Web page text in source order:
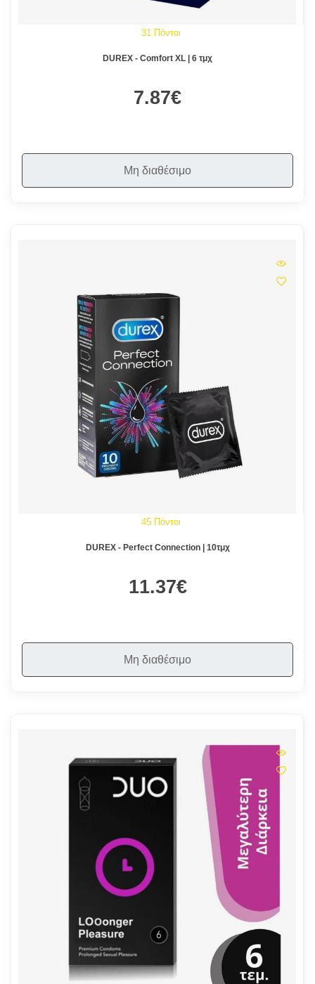
31 Πόντοι
DUREX - Comfort XL | 6 τμχ
7.87€
Μη διαθέσιμο
45 Πόντοι
DUREX - Perfect Connection | 10τμχ
11.37€
Μη διαθέσιμο